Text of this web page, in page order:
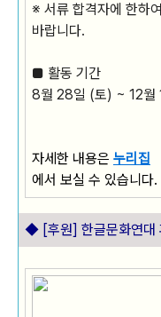
※ 서류 합격자에 한하
바랍니다.
■ 활동 기간
8월 28일 (토) ~ 12월
자세한 내용은 누리집
에서 보실 수 있습니다.
◆ [후원] 한글문화연대